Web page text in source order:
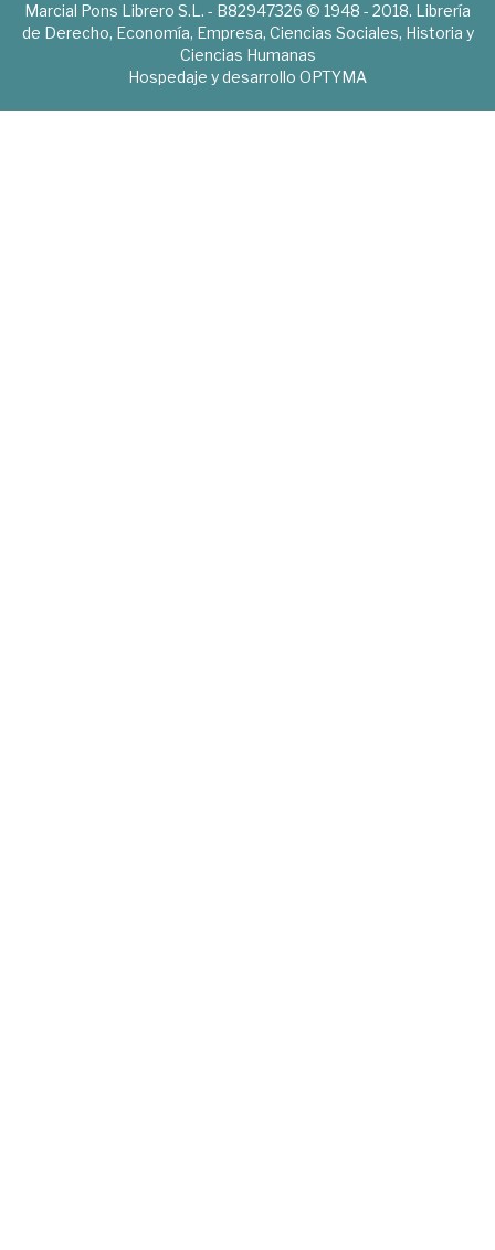
Marcial Pons Librero S.L. - B82947326 © 1948 - 2018. Librería
de Derecho, Economía, Empresa, Ciencias Sociales, Historia y
Ciencias Humanas
Hospedaje y desarrollo OPTYMA